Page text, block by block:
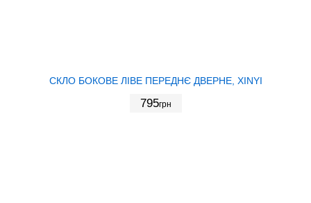
СКЛО БОКОВЕ ЛІВЕ ПЕРЕДНЄ ДВЕРНЕ, XINYI
795грн